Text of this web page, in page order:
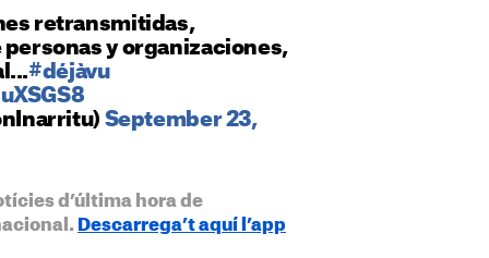
retransmitidas,
y organizaciones,
#déjàvu
September 23,
d’última hora de
Descarrega’t aquí l’app